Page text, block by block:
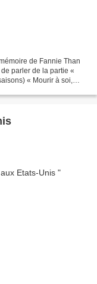
de Fannie Than
parler de la partie «
« Mourir à soi,